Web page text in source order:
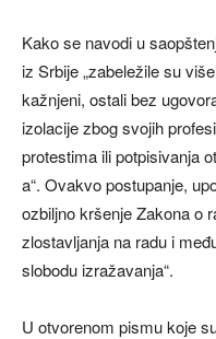
Kako se navodi u
iz Srbije „zabeležile su
kažnjeni, ostali bez
izolacije zbog svojih
protestima ili potpisivanja
a“. Ovakvo postupanje,
ozbiljno kršenje Zakona o
zlostavljanja na radu i
slobodu izražavanja“.
U otvorenom pismu koje